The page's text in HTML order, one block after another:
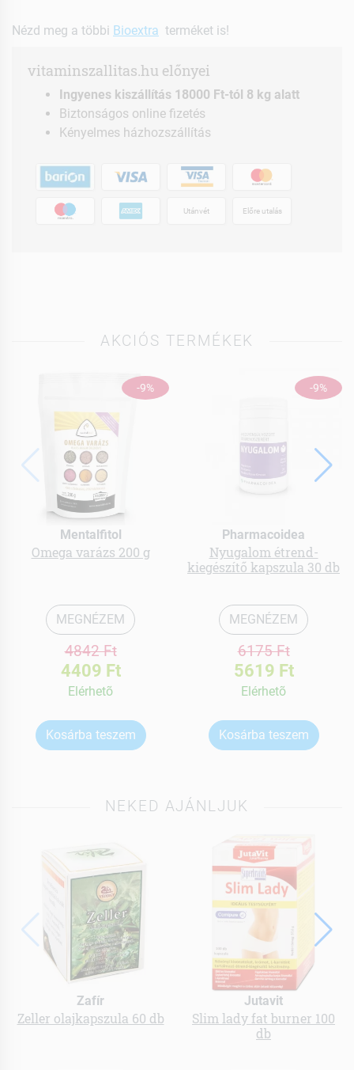
Nézd meg a többi Bioextra terméket is!
vitaminszallitas.hu előnyei
Ingyenes kiszállítás 18000 Ft-tól 8 kg alatt
Biztonságos online fizetés
Kényelmes házhozszállítás
Utánvét Előre utalás
AKCIÓS TERMÉKEK
-9%
Mentalfitol
Omega varázs 200 g
MEGNÉZEM
4842 Ft
4409 Ft
Elérhetõ
Kosárba teszem
-9%
Pharmacoidea
Nyugalom étrend-
kiegészítő kapszula 30 db
MEGNÉZEM
6175 Ft
5619 Ft
Elérhetõ
Kosárba teszem
NEKED AJÁNLJUK
Zafír
Zeller olajkapszula 60 db
Jutavit
Slim lady fat burner 100
db